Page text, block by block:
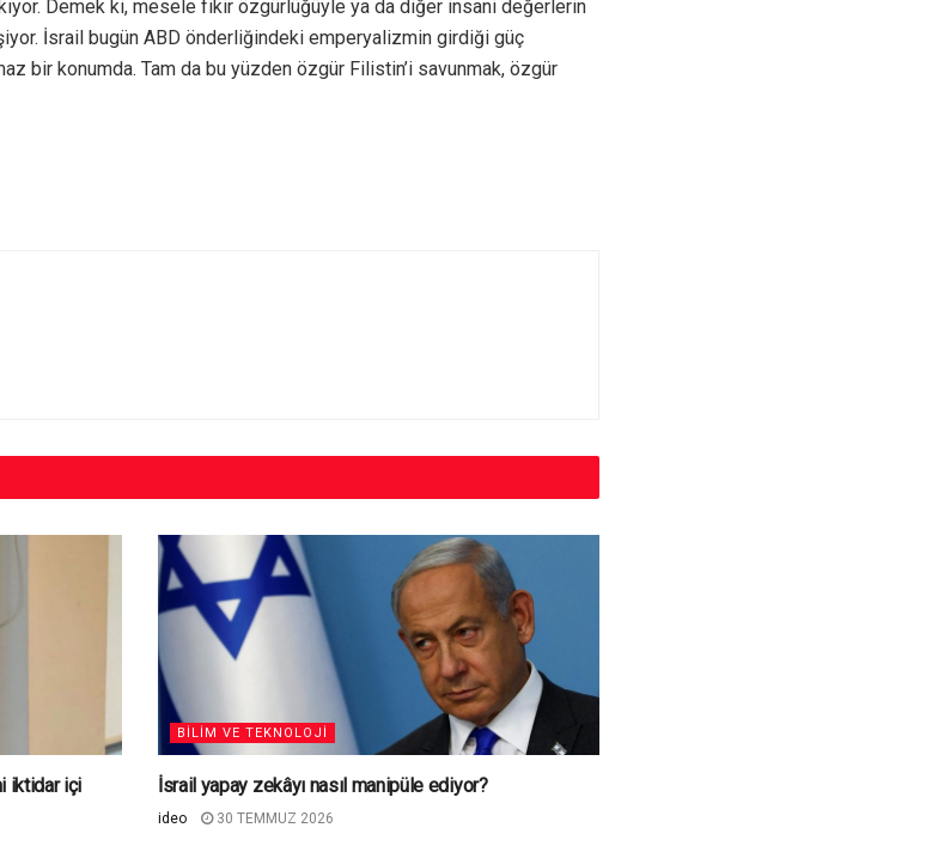
Demek ki, mesele fikir özgürlüğüyle ya da diğer insani değerlerin
İsrail bugün ABD önderliğindeki emperyalizmin girdiği güç
bir konumda. Tam da bu yüzden özgür Filistin’i savunmak, özgür
iktidar içi
BILIM VE TEKNOLOJI
İsrail yapay zekâyı nasıl manipüle ediyor?
ideo 30 TEMMUZ 2026